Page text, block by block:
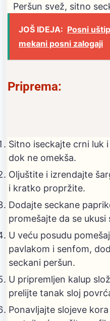
Peršun svež, sitno
JOŠ IDEJA: Posni
mekani posni zalogaji
Priprema:
Sitno iseckajte crni luk
dok ne omekša.
Oljuštite i izrendajte
i kratko propržite.
Dodajte seckane
promešajte da se ukusi
U veću posudu
pavlakom i senfom,
seckani peršun.
U pripremljen kalup
prelijte tanak sloj
Ponavljajte slojeve